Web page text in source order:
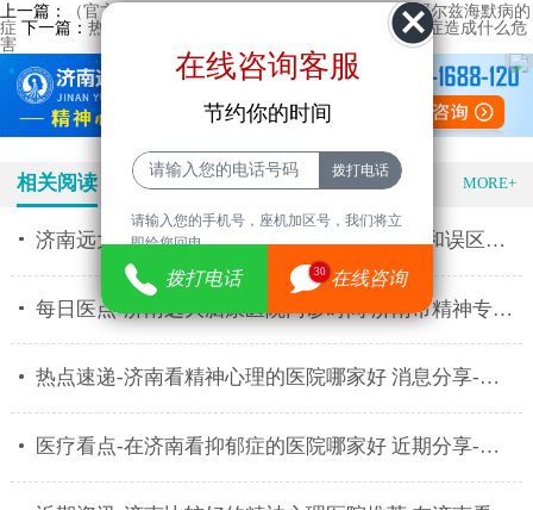
在线咨询客服
节约你的时间
请输入您的手机号，座机加区号，我们将立
即给您回电。
拨打电话 30 在线咨询
上一篇：
（官方总榜）济南精神科医院哪家好“热点资讯”阿尔兹海默病的
症 下一篇： 热门选择：济南精神科好的医院“8月聚焦”焦虑症造成什么危
害
相关阅读 特色医疗 MORE+
济南远大精神专科医院推荐 精神分裂的表现和误区有什
每日医点-济南远大脑康医院门诊时间 济南市精神专科医
热点速递-济南看精神心理的医院哪家好 消息分享-济南
医疗看点-在济南看抑郁症的医院哪家好 近期分享-济南